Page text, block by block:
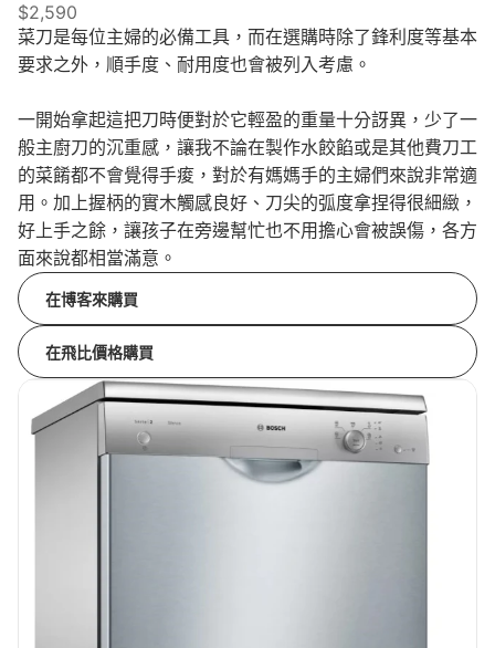
$2,590
菜刀是每位主婦的必備工具，而在選購時除了鋒利度等基本
要求之外，順手度、耐用度也會被列入考慮。
一開始拿起這把刀時便對於它輕盈的重量十分訝異，少了一
般主廚刀的沉重感，讓我不論在製作水餃餡或是其他費刀工
的菜餚都不會覺得手痠，對於有媽媽手的主婦們來說非常適
用。加上握柄的實木觸感良好、刀尖的弧度拿捏得很細緻，
好上手之餘，讓孩子在旁邊幫忙也不用擔心會被誤傷，各方
面來說都相當滿意。
在博客來購買
在飛比價格購買